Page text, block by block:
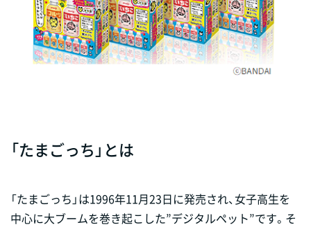
「たまごっち」とは
「たまごっち」は1996年11月23日に発売され、女子高生を
中心に大ブームを巻き起こした”デジタルペット”です。そ